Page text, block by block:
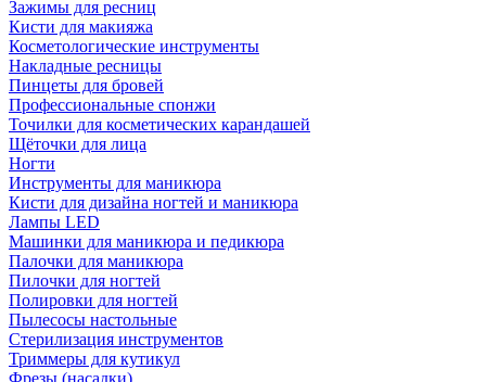
Зажимы для ресниц
Кисти для макияжа
Косметологические инструменты
Накладные ресницы
Пинцеты для бровей
Профессиональные спонжи
Точилки для косметических карандашей
Щёточки для лица
Ногти
Инструменты для маникюра
Кисти для дизайна ногтей и маникюра
Лампы LED
Машинки для маникюра и педикюра
Палочки для маникюра
Пилочки для ногтей
Полировки для ногтей
Пылесосы настольные
Стерилизация инструментов
Триммеры для кутикул
Фрезы (насадки)